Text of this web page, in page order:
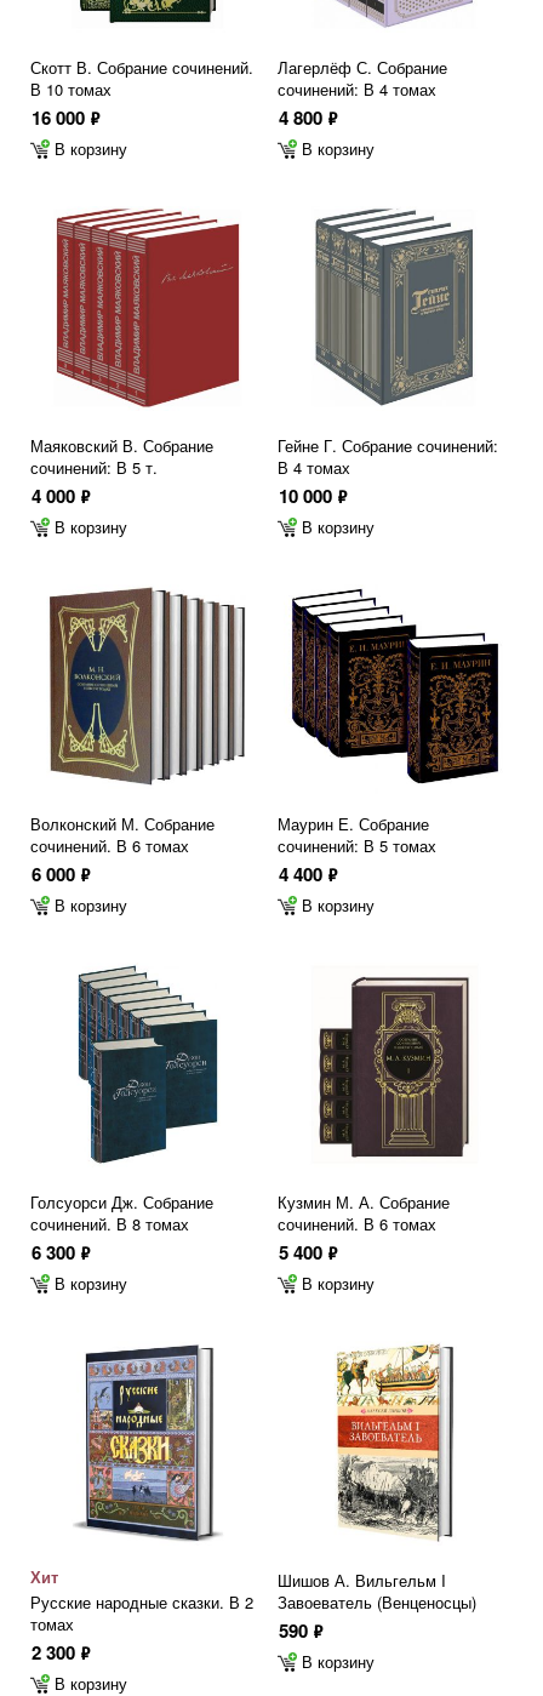
Скотт В. Собрание сочинений.
В 10 томах
16 000 ф
В корзину
Лагерлёф С. Собрание
сочинений: В 4 томах
4 800 ф
В корзину
Маяковский В. Собрание
сочинений: В 5 т.
4 000 ф
В корзину
Гейне Г. Собрание сочинений:
В 4 томах
10 000 ф
В корзину
Волконский М. Собрание
сочинений. В 6 томах
6 000 ф
В корзину
Маурин Е. Собрание
сочинений: В 5 томах
4 400 ф
В корзину
Голсуорси Дж. Собрание
сочинений. В 8 томах
6 300 ф
В корзину
Кузмин М. А. Собрание
сочинений. В 6 томах
5 400 ф
В корзину
Хит
Русские народные сказки. В 2
томах
2 300 ф
В корзину
Шишов А. Вильгельм I
Завоеватель (Венценосцы)
590 ф
В корзину